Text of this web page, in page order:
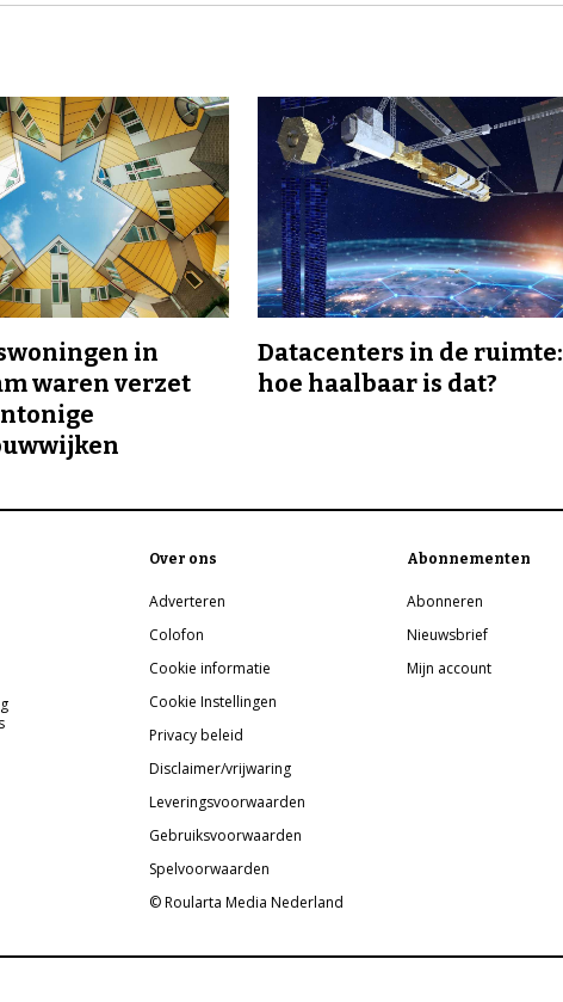
in
waren verzet
Datacenters in de ruimte:
hoe haalbaar is dat?
Over ons
Adverteren
Colofon
Cookie informatie
Cookie Instellingen
Privacy beleid
Disclaimer/vrijwaring
Leveringsvoorwaarden
Gebruiksvoorwaarden
Spelvoorwaarden
© Roularta Media Nederland
Abonnementen
Abonneren
Nieuwsbrief
Mijn account